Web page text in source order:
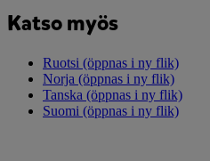
Katso myös
Ruotsi (öppnas i ny flik)
Norja (öppnas i ny flik)
Tanska (öppnas i ny flik)
Suomi (öppnas i ny flik)